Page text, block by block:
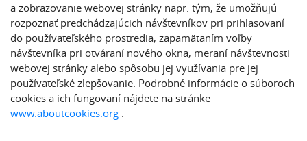
a zobrazovanie webovej stránky napr. tým, že umožňujú
rozpoznať predchádzajúcich návštevníkov pri prihlasovaní
do používateľského prostredia, zapamätaním voľby
návštevníka pri otváraní nového okna, meraní návštevnosti
webovej stránky alebo spôsobu jej využívania pre jej
používateľské zlepšovanie. Podrobné informácie o súboroch
cookies a ich fungovaní nájdete na stránke
www.aboutcookies.org .